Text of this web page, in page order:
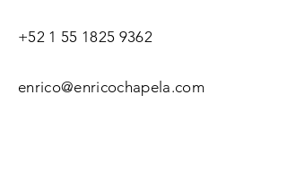
+52 1 55 1825 9362
enrico@enricochapela.com